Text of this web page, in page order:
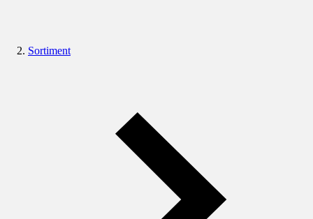
Sortiment